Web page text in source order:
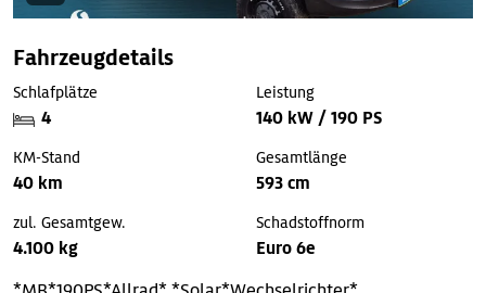
Fahrzeugdetails
Schlafplätze
4
Leistung
140 kW / 190 PS
KM-Stand
40 km
Gesamtlänge
593 cm
zul. Gesamtgew.
4.100 kg
Schadstoffnorm
Euro 6e